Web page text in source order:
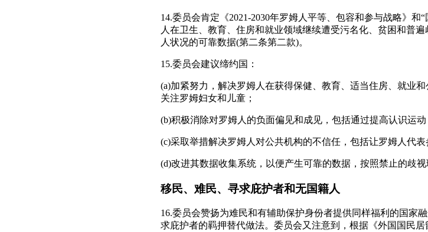
14.委员会肯定《2021-2030年罗姆人平等、包容和参与战略》
人在卫生、教育、住房和就业领域继续遭受污名化、贫困和普
人状况的可靠数据(第二条第二款)。
15.委员会建议缔约国：
(a)加紧努力，解决罗姆人在获得保健、教育、适当住房、就业
关注罗姆妇女和儿童；
(b)积极消除对罗姆人的负面偏见和成见，包括通过提高认识运
(c)采取举措解决罗姆人对公共机构的不信任，包括让罗姆人代
(d)改进其数据收集系统，以便产生可靠的数据，按照禁止的歧视
移民、难民、寻求庇护者和无国籍人
16.委员会赞扬为难民和有辅助保护身份者提供同样福利的国家
求庇护者的羁押替代做法。委员会又注意到，根据《外国国民